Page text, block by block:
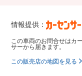
情報提供：
この車両のお問合せはカ
サーから届きます。
この販売店の地図を見る